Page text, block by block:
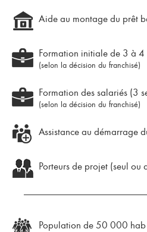
Aide au montage du prêt
Formation initiale de 3 à 4
(selon la décision du franchisé)
Formation des salariés (3
(selon la décision du franchisé)
Assistance au démarrage
Porteurs de projet (seul ou
Population de 50 000 hab